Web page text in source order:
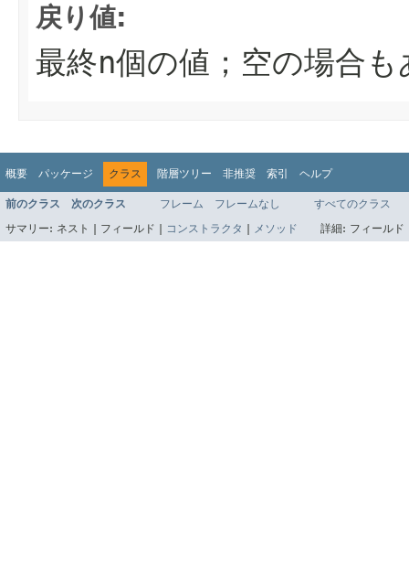
戻り値:
最終n個の値；空の場合も
概要 パッケージ クラス 階層ツリー 非推奨 索引 ヘルプ
前のクラス 次のクラス フレーム フレームなし
すべてのクラス
サマリー: ネスト | フィールド | コンストラクタ メソッド 詳細: フィール